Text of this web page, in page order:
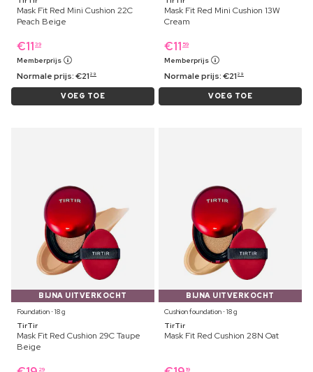
Mask Fit Red Mini Cushion 22C
Peach Beige
€11 39
Memberprijs
Normale prijs:€21 29
VOEG TOE
Mask Fit Red Mini Cushion 13W
Cream
€11 59
Memberprijs
Normale prijs:€21 29
VOEG TOE
BIJNA UITVERKOCHT
Foundation ⋅ 18 g
TirTir
Mask Fit Red Cushion 29C Taupe
Beige
29
BIJNA UITVERKOCHT
Cushion foundation ⋅ 18 g
TirTir
Mask Fit Red Cushion 28N Oat
19